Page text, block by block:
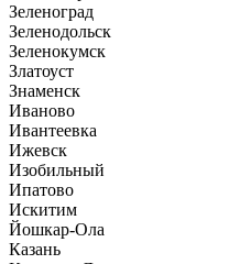
Зеленоград
Зеленодольск
Зеленокумск
Златоуст
Знаменск
Иваново
Ивантеевка
Ижевск
Изобильный
Ипатово
Искитим
Йошкар-Ола
Казань